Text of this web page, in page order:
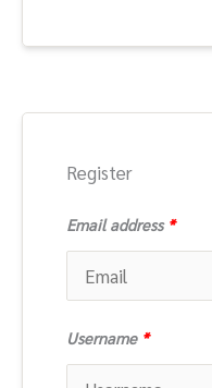
Register
Email address *
Username *